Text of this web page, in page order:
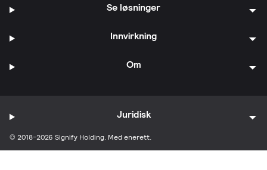
Se løsninger
Innvirkning
Om
© 2018-2026 Signify Holding. Med enerett.
Juridisk